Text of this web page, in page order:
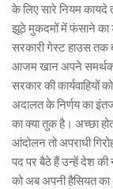
के लिए सारे नियम
झूठे मुकदमों में फंसाने का
सरकारी गेस्ट हाउस तक
आजम खान अपने
सरकार की
अदालत के निर्णय का
का क्या तुक है। अच्छा
आंदोलन तो अपराधी
पद पर बैठे हैं उन्हें देश की
को अब अपनी हैसियत का